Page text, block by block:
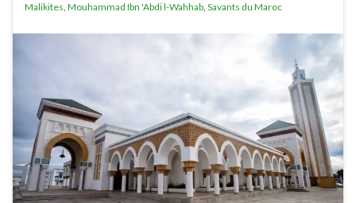
Malikites, Mouhammad Ibn 'Abdi l-Wahhab, Savants du Maroc